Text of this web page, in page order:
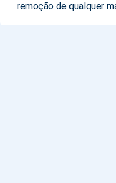
remoção de qualquer